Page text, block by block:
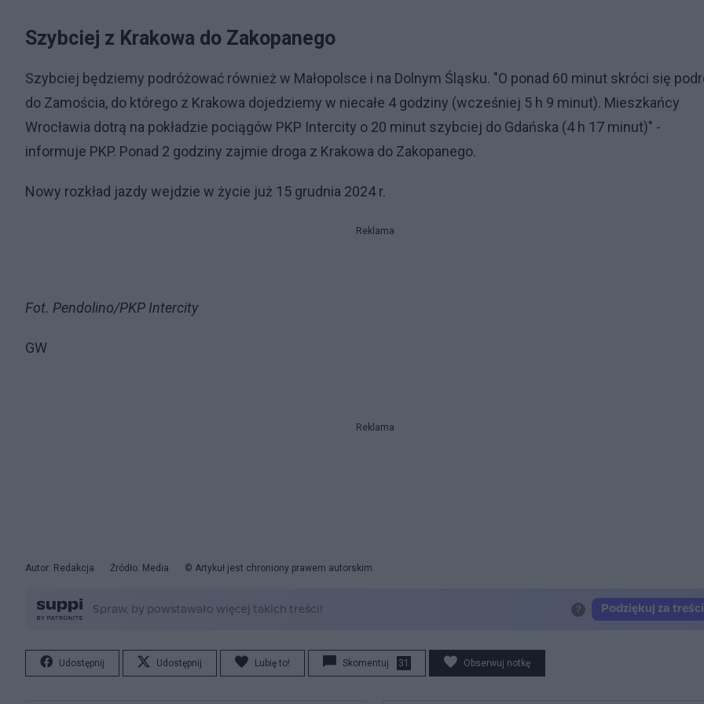
Szybciej z Krakowa do Zakopanego
Szybciej będziemy podróżować również w Małopolsce i na Dolnym Śląsku. "O ponad 60 minut skróci się
do Zamościa, do którego z Krakowa dojedziemy w niecałe 4 godziny (wcześniej 5 h 9 minut). Mieszkańcy
Wrocławia dotrą na pokładzie pociągów PKP Intercity o 20 minut szybciej do Gdańska (4 h 17 minut)" -
informuje PKP. Ponad 2 godziny zajmie droga z Krakowa do Zakopanego.
Nowy rozkład jazdy wejdzie w życie już 15 grudnia 2024 r.
Reklama
Fot. Pendolino/PKP Intercity
GW
Reklama
Autor: Redakcja Źródło: Media © Artykuł jest chroniony prawem autorskim.
Udostępnij Udostępnij Lubię to! Skomentuj 31 Obserwuj notkę